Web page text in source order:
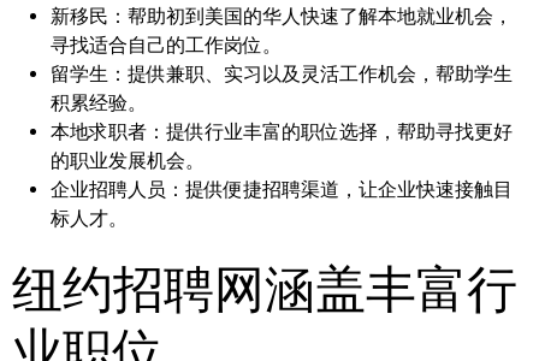
新移民： 帮助初到美国的华人快速了解本地就业机会，
寻找适合自己的工作岗位。
留学生： 提供兼职、实习以及灵活工作机会，帮助学生
积累经验。
本地求职者： 提供行业丰富的职位选择，帮助寻找更好
的职业发展机会。
企业招聘人员： 提供便捷招聘渠道，让企业快速接触目
标人才。
纽约招聘网涵盖丰富行
业职位